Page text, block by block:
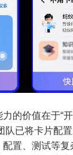
的价值在于“
队已将卡片配
置、测试等